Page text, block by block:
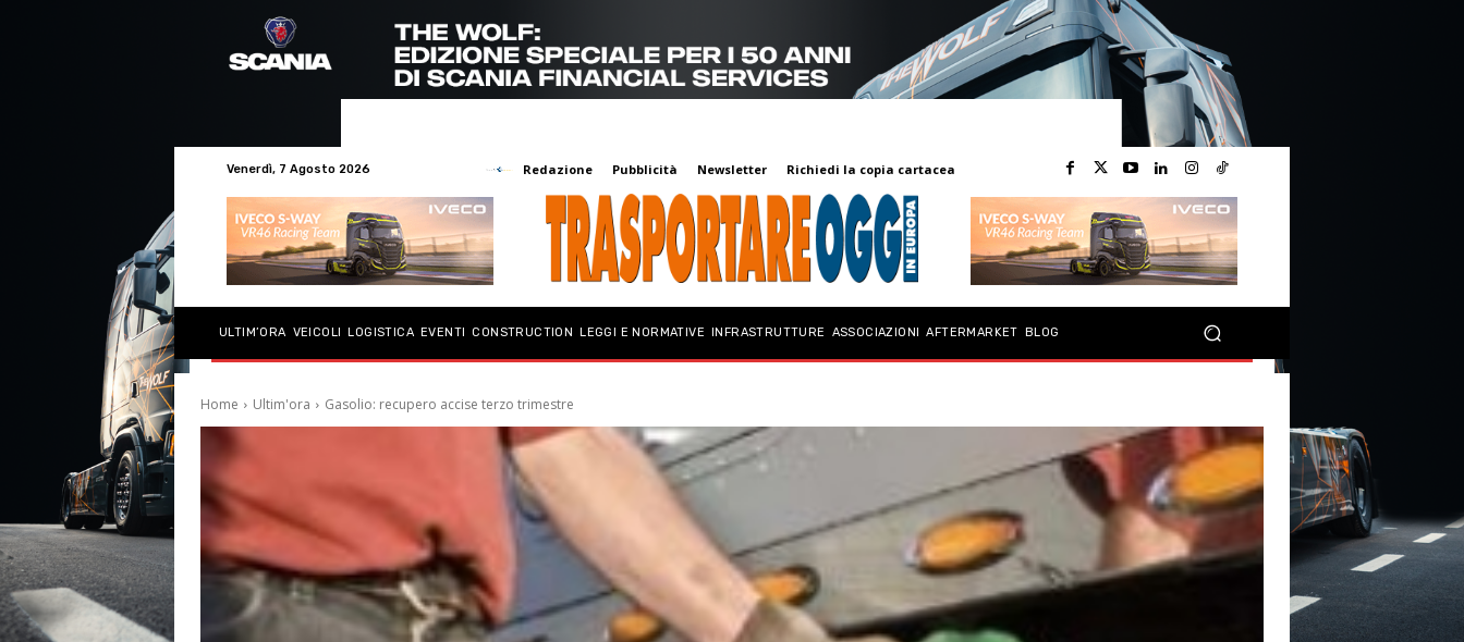
Venerdì, 7 Agosto 2026 Redazione Pubblicità Newsletter Richiedi la copia cartacea
ULTIM’ORA VEICOLI LOGISTICA EVENTI CONSTRUCTION LEGGI E NORMATIVE INFRASTRUTTURE ASSOCIAZIONI AFTERMARKET BLOG
Home Ultim'ora Gasolio: recupero accise terzo trimestre